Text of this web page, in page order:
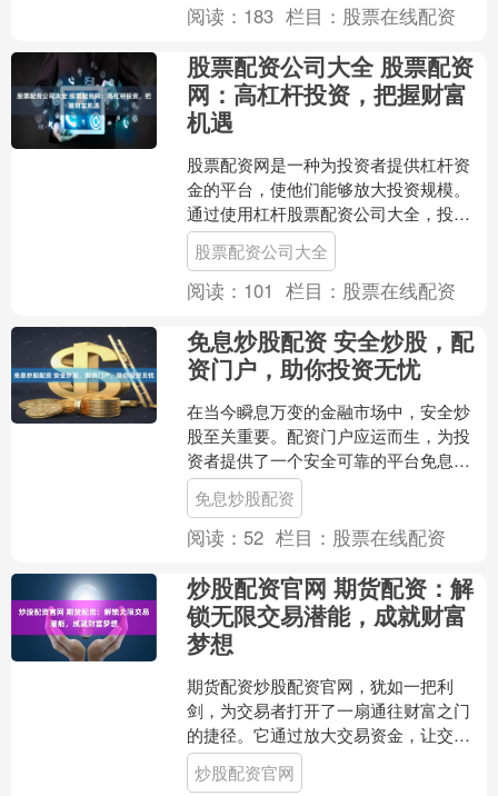
阅读： 183 栏目： 股票在线配资
股票配资公司大全 股票配资
网：高杠杆投资，把握财富
机遇
股票配资网是一种为投资者提供杠杆资
金的平台，使他们能够放大投资规模。
通过使用杠杆股票配资公司大全，投资
者可以以更少的自有资金进行更大的投
资，从而获得更高的潜在回....
股票配资公司大全
阅读： 101 栏目： 股票在线配资
免息炒股配资 安全炒股，配
资门户，助你投资无忧
在当今瞬息万变的金融市场中，安全炒
股至关重要。配资门户应运而生，为投
资者提供了一个安全可靠的平台免息炒
股配资，助力他们实现投资目标。 高杠
杆下，投资者可以放大收....
免息炒股配资
阅读： 52 栏目： 股票在线配资
炒股配资官网 期货配资：解
锁无限交易潜能，成就财富
梦想
期货配资炒股配资官网，犹如一把利
剑，为交易者打开了一扇通往财富之门
的捷径。它通过放大交易资金，让交易
者能够以更小的本金撬动更大的市场机
会，从而大幅提升交易收益。....
炒股配资官网